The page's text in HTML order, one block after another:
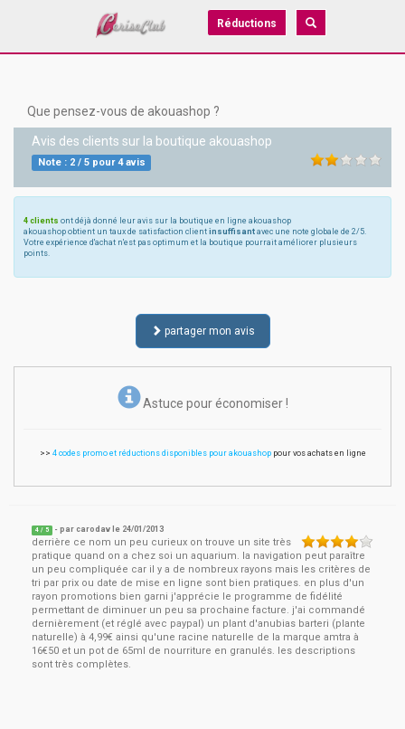
Réductions
Que pensez-vous de akouashop ?
Avis des clients sur la boutique akouashop
Note : 2/ 5pour4avis
4 clients ont déjà donné leur avis sur la boutique en ligne akouashop
akouashop obtient un taux de satisfaction client insuffisant avec une note globale de 2/5.
Votre expérience d'achat n'est pas optimum et la boutique pourrait améliorer plusieurs
points.
partager mon avis
Astuce pour économiser !
>> 4 codes promo et réductions disponibles pour akouashoppour vos achats en ligne
4 / 5 - parcarodav le 24/01/2013
derrière ce nom un peu curieux on trouve un site très
pratique quand on a chez soi un aquarium. la navigation peut paraître
un peu compliquée car il y a de nombreux rayons mais les critères de
tri par prix ou date de mise en ligne sont bien pratiques. en plus d'un
rayon promotions bien garni j'apprécie le programme de fidélité
permettant de diminuer un peu sa prochaine facture. j'ai commandé
dernièrement (et réglé avec paypal) un plant d'anubias barteri (plante
naturelle) à 4,99€ ainsi qu'une racine naturelle de la marque amtra à
16€50 et un pot de 65ml de nourriture en granulés. les descriptions
sont très complètes.